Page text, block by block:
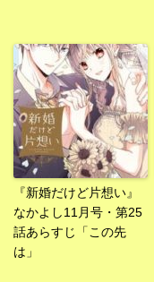
『新婚だけど片想い』
なかよし11月号・第25
話あらすじ「この先
は」